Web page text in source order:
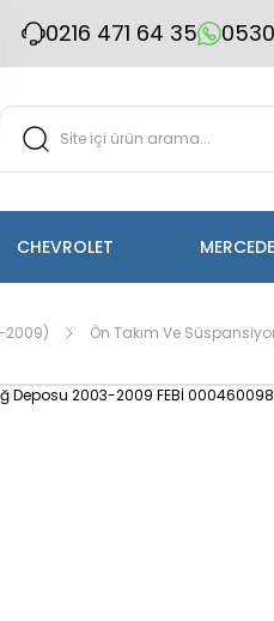
0216 471 64 35 0530
CHEVROLET
2009) Ön Takım Ve